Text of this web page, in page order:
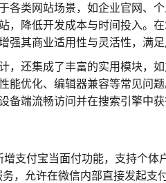
各类网站场景，如企业官网、
，降低开发成本与时间投入。
强其商业适用性与灵活性，满
，还集成了丰富的实用模块，
能优化、编辑器兼容等常见问
备端流畅访问并在搜索引擎中
增支付宝当面付功能，支持个体
，允许在微信内部直接发起